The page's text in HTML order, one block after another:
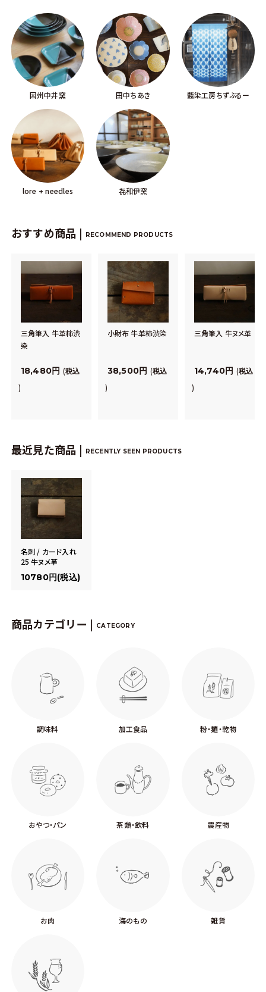
因州中井窯 田中ちあき 藍染工房ちずぶるー
lore + needles 㐂和伊窯
おすすめ商品 | RECOMMEND PRODUCTS
三角筆入 牛革柿渋
染
18,480 税込
小財布 牛革柿渋染
38,500 税込
三角筆入 牛ヌメ革
14,740 税込
最近見た商品 | RECENTLY SEEN PRODUCTS
名刺 / カード入れ
25 牛ヌメ革
10780円(税込)
商品カテゴリー | CATEGORY
調味料 加工食品 粉・麺・乾物
おやつ・パン 茶類・飲料 農産物
お肉 海のもの 雑貨